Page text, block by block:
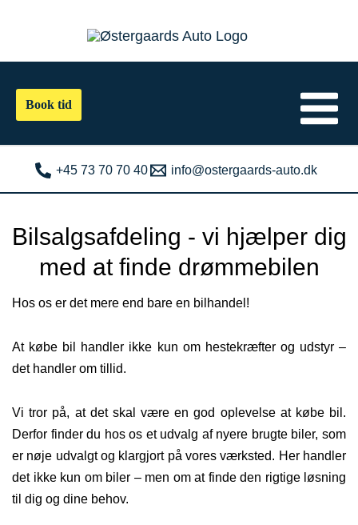
Book tid
+45 73 70 70 40 info@ostergaards-auto.dk
Bilsalgsafdeling - vi hjælper dig
med at finde drømmebilen
Hos os er det mere end bare en bilhandel!
At købe bil handler ikke kun om hestekræfter og udstyr –
det handler om tillid.
Vi tror på, at det skal være en god oplevelse at købe bil.
Derfor finder du hos os et udvalg af nyere brugte biler, som
er nøje udvalgt og klargjort på vores værksted. Her handler
det ikke kun om biler – men om at finde den rigtige løsning
til dig og dine behov.